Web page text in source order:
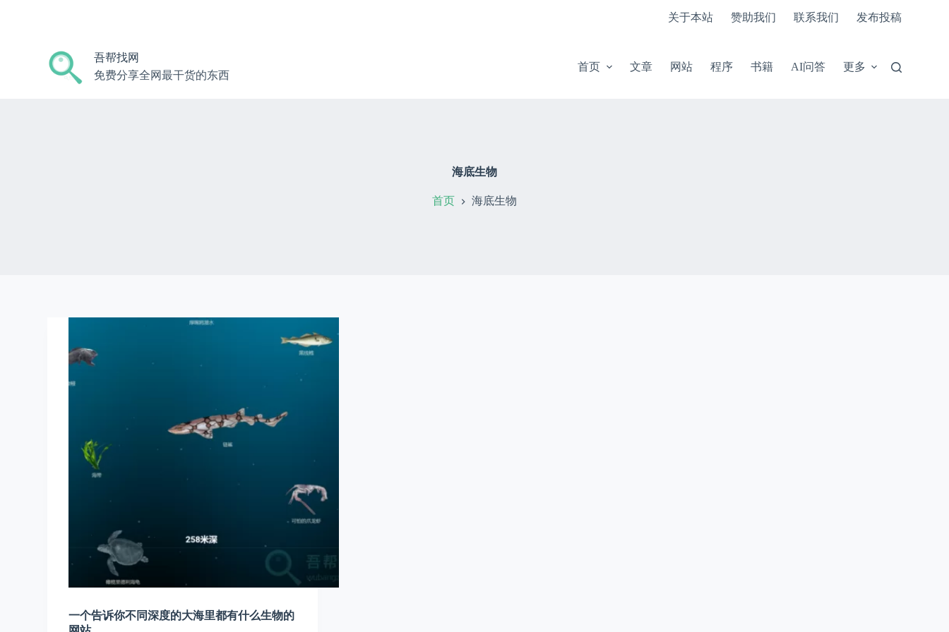
关于本站 赞助我们 联系我们 发布投稿
吾帮找网
免费分享全网最干货的东西
首页 文章 网站 程序 书籍 AI问答 更多
海底生物
首页 海底生物
一个告诉你不同深度的大海里都有什么生物的